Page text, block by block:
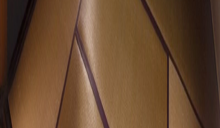
日本の美はしとやかに美しい
和紙来歩は、創業約100年の表具・襖・内装材料の総合商社
である加徳の子会社として、歴史と知識を受け継ぐ和紙の総
合プロデュース会社です。 「日本の美はしとやかに美し